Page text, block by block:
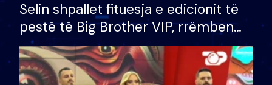
Selin shpallet fituesja e edicionit të
pestë të Big Brother VIP, rrëmben
çmimin e madh prej 100 mijë eurosh